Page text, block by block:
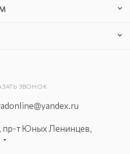
ЗВОНОК
пр-т Юных Ленинцев,